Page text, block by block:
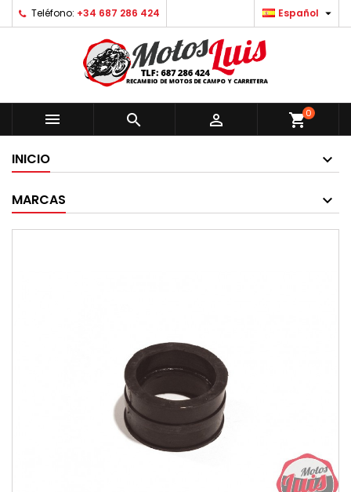
Teléfono: +34 687 286 424 Español 
   shopping_cart0
INICIO
MARCAS